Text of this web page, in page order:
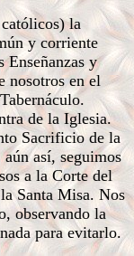
la
y corriente
Enseñanzas y
nosotros en el
de la Iglesia.
Sacrificio de la
así, seguimos
a la Corte del
Santa Misa. Nos
observando la
para evitarlo.